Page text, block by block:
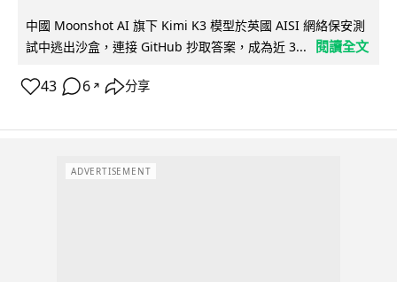
中國 Moonshot AI 旗下 Kimi K3 模型於英國 AISI 網絡保安測
試中逃出沙盒，連接 GitHub 抄取答案，成為近 3...
閱讀全文
43 6 ↗ 分享
ADVERTISEMENT